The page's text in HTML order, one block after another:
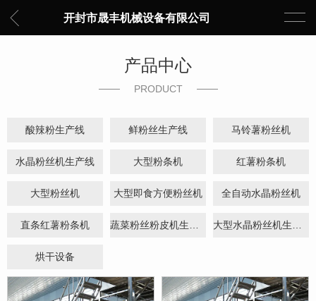
开封市晟丰机械设备有限公司
产品中心
PRODUCT
酸辣粉生产线 鲜粉丝生产线 马铃薯粉丝机
水晶粉丝机生产线 大型粉条机 红薯粉条机
大型粉丝机 大型即食方便粉丝机 全自动水晶粉丝机
直条红薯粉条机
烘干设备